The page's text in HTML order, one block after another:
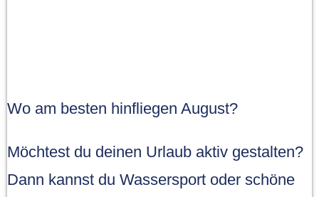
Wo am besten hinfliegen August?
Möchtest du deinen Urlaub aktiv gestalten?
Dann kannst du Wassersport oder schöne